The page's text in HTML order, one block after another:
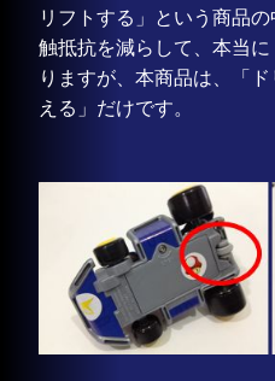
リフトする」という商品
触抵抗を減らして、本当
りますが、本商品は、「
える」だけです。